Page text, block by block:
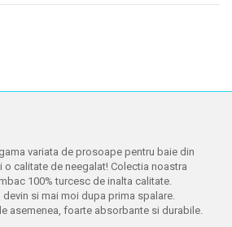
variata de prosoape pentru baie din
o calitate de neegalat! Colectia noastra
100% turcesc de inalta calitate.
si mai moi dupa prima spalare.
asemenea, foarte absorbante si durabile.